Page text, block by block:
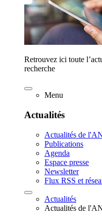
Retrouvez ici toute
recherche
Menu
Actualités
Actualités de
Publications
Agenda
Espace presse
Newsletter
Flux RSS et
Actualités
Actualités de